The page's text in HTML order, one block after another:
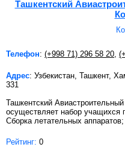
Ташкентский
Телефон: (+998 71) 296 58 20
Адрес: Узбекистан, Ташкент,
331
Ташкентский
осуществляет набор
Сборка летательных
Рейтинг: 0